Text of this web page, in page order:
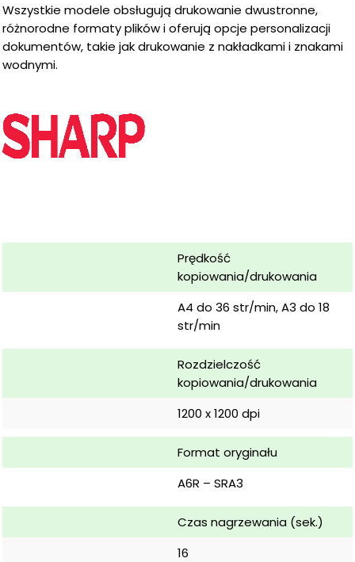
Wszystkie modele obsługują drukowanie dwustronne,
różnorodne formaty plików i oferują opcje personalizacji
dokumentów, takie jak drukowanie z nakładkami i znakami
wodnymi​.
Prędkość
kopiowania/drukowania
A4 do 36 str/min, A3 do 18
str/min
Rozdzielczość
kopiowania/drukowania
1200 x 1200 dpi
Format oryginału
A6R – SRA3
Czas nagrzewania (sek.)
16